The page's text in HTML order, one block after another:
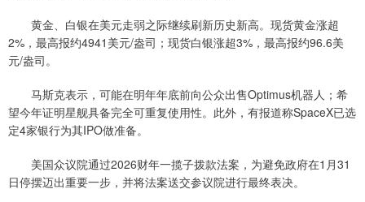
黄金、白银在美元走弱之际继续刷新历史新高。现货黄金涨超
2%，最高报约4941美元/盎司；现货白银涨超3%，最高报约96.6美
元/盎司。
马斯克表示，可能在明年年底前向公众出售Optimus机器人；希
望今年证明星舰具备完全可重复使用性。此外，有报道称SpaceX已选
定4家银行为其IPO做准备。
美国众议院通过2026财年一揽子拨款法案，为避免政府在1月31
日停摆迈出重要一步，并将法案送交参议院进行最终表决。